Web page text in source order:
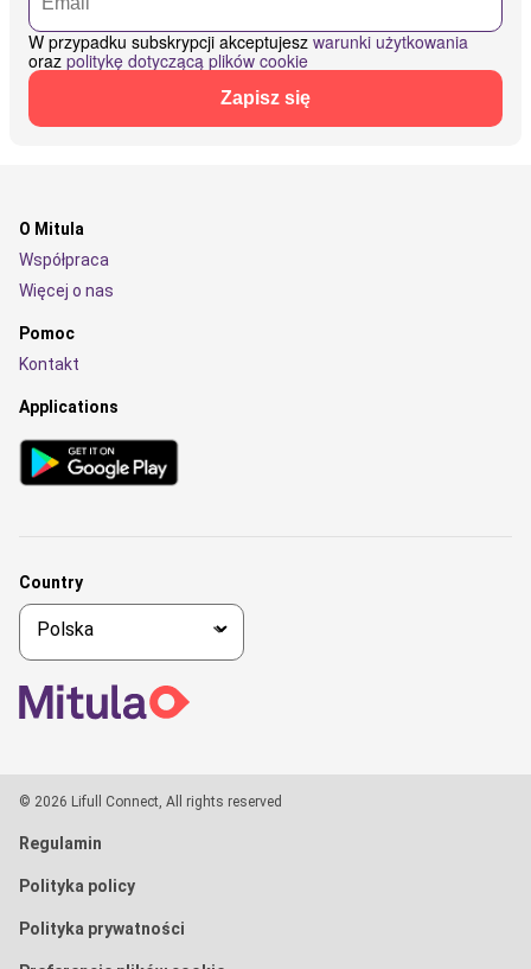
W przypadku subskrypcji akceptujesz warunki użytkowania
oraz politykę dotyczącą plików cookie
Zapisz się
O Mitula
Współpraca
Więcej o nas
Pomoc
Kontakt
Applications
Country
© 2026 Lifull Connect, All rights reserved
Regulamin
Polityka policy
Polityka prywatności